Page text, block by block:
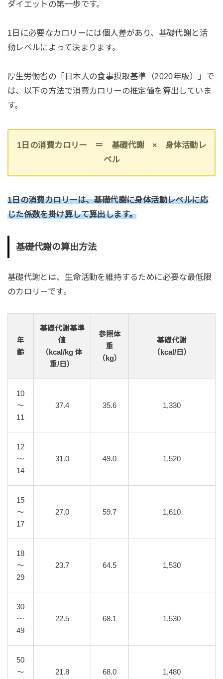
ダイエットの第一歩です。
1日に必要なカロリーには個人差があり、基礎代謝と活
動レベルによって決まります。
厚生労働省の「日本人の食事摂取基準（2020年版）」で
は、以下の方法で消費カロリーの推定値を算出していま
す。
1日の消費カロリー ＝ 基礎代謝 × 身体活動レ
ベル
1日の消費カロリーは、基礎代謝に身体活動レベルに応
じた係数を掛け算して算出します。
基礎代謝の算出方法
基礎代謝とは、生命活動を維持するために必要な最低限
のカロリーです。
年
齢
基礎代謝基準
値
（kcal/kg 体
重/日）
参照体
重
（kg）
基礎代謝
（kcal/日）
10
～
11
37.4 35.6 1,330
12
～
14
31.0 49.0 1,520
15
～
17
27.0 59.7 1,610
18
～
29
23.7 64.5 1,530
30
～
49
22.5 68.1 1,530
50
～
21.8 68.0 1,480